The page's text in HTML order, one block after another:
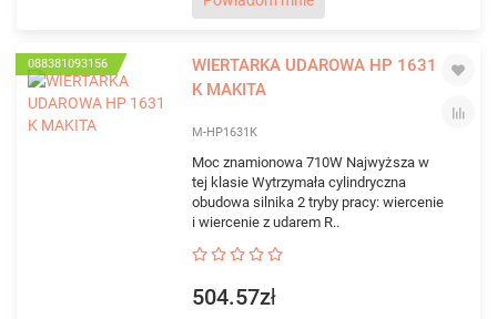
088381093156
WIERTARKA UDAROWA HP 1631
K MAKITA
M-HP1631K
Moc znamionowa 710W Najwyższa w
tej klasie Wytrzymała cylindryczna
obudowa silnika 2 tryby pracy: wiercenie
i wiercenie z udarem R..
504.57zł